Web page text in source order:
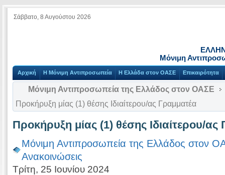
Σάββατο, 8 Αυγούστου 2026
Μόνιμη
Αρχική Η Μόνιμη Αντιπροσωπεία Η Ελλάδα στον ΟΑΣΕ Επικαιρότητα
Μόνιμη Αντιπροσωπεία της Ελλάδος στον ΟΑΣΕ
Προκήρυξη μίας (1) θέσης Ιδιαίτερου/ας Γραμματέα
Προκήρυξη μίας (1) θέσης Ιδιαίτερου/
Μόνιμη Αντιπροσωπεία της Ελλάδος στον
Ανακοινώσεις
Τρίτη, 25 Ιουνίου 2024